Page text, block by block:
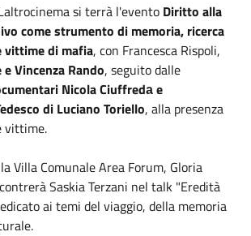
si terrà l'evento Diritto alla
come strumento di memoria, ricerca
vittime di mafia, con Francesca Rispoli,
Vincenza Rando, seguito dalle
Nicola Ciuffredа e
di Luciano Toriello, alla presenza
vittime.
Villa Comunale Area Forum, Gloria
Saskia Terzani nel talk "Eredità
ai temi del viaggio, della memoria